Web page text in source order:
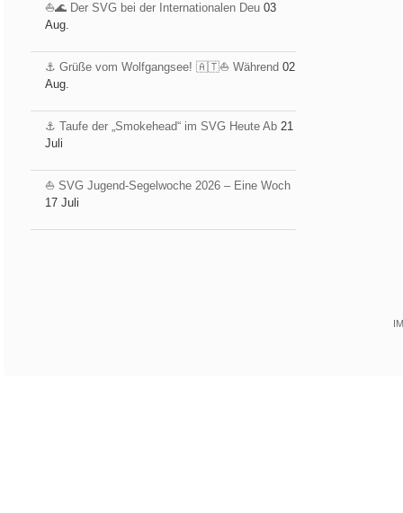
⛵️🌊 Der SVG bei der Internationalen Deu 03
Aug.
⚓️ Grüße vom Wolfgangsee! 🇦🇹⛵ Während 02
Aug.
⚓️ Taufe der „Smokehead“ im SVG Heute Ab 21
Juli
⛵ SVG Jugend-Segelwoche 2026 – Eine Woch
17 Juli